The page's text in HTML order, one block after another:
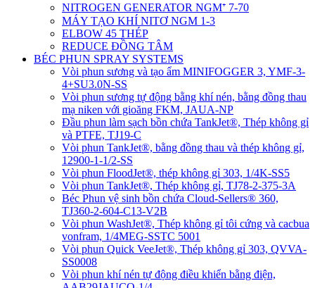
NITROGEN GENERATOR NGM⁺ 7-70
MÁY TẠO KHÍ NITƠ NGM 1-3
ELBOW 45 THÉP
REDUCE ĐỒNG TÂM
BÉC PHUN SPRAY SYSTEMS
Vòi phun sương và tạo ẩm MINIFOGGER 3, YMF-3-
4+SU3.0N-SS
Vòi phun sương tự động bằng khí nén, bằng đồng thau
mạ niken với gioăng FKM, JAUA-NP
Đầu phun làm sạch bồn chứa TankJet®, Thép không gỉ
và PTFE, TJ19-C
Vòi phun TankJet®, bằng đồng thau và thép không gỉ,
12900-1-1/2-SS
Vòi phun FloodJet®, thép không gỉ 303, 1/4K-SS5
Vòi phun TankJet®, Thép không gỉ, TJ78-2-375-3A
Béc Phun vệ sinh bồn chứa Cloud-Sellers® 360,
TJ360-2-604-C13-V2B
Vòi phun WashJet®, Thép không gỉ tôi cứng và cacbua
vonfram, 1/4MEG-SSTC 5001
Vòi phun Quick VeeJet®, Thép không gỉ 303, QVVA-
SS0008
Vòi phun khí nén tự động điều khiển bằng điện,